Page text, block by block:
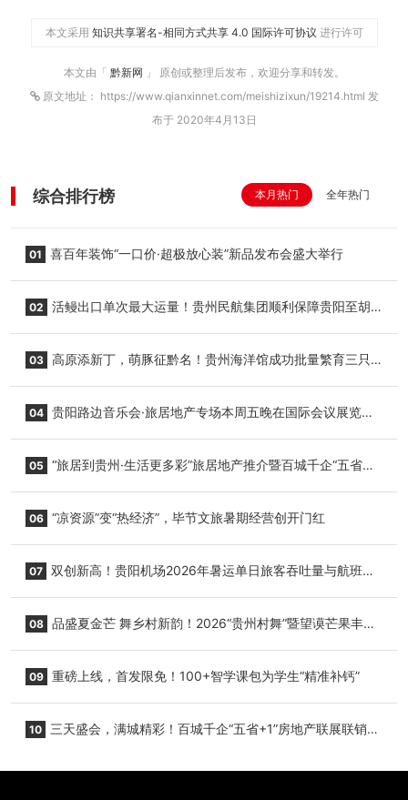
本文采用 知识共享署名-相同方式共享 4.0 国际许可协议 进行许可
本文由「 黔新网 」 原创或整理后发布，欢迎分享和转发。
原文地址： https://www.qianxinnet.com/meishizixun/19214.html 发
布于 2020年4月13日
综合排行榜 本月热门 全年热门
01 喜百年装饰“一口价·超极放心装”新品发布会盛大举行
02 活鳗出口单次最大运量！贵州民航集团顺利保障贵阳至胡
03 高原添新丁，萌豚征黔名！贵州海洋馆成功批量繁育三只
04 贵阳路边音乐会·旅居地产专场本周五晚在国际会议展览中
05 “旅居到贵州·生活更多彩”旅居地产推介暨百城千企“五省
06 “凉资源”变“热经济”，毕节文旅暑期经营创开门红
07 双创新高！贵阳机场2026年暑运单日旅客吞吐量与航班起
08 品盛夏金芒 舞乡村新韵！2026“贵州村舞”暨望谟芒果丰收
09 重磅上线，首发限免！100+智学课包为学生“精准补钙”
10 三天盛会，满城精彩！百城千企“五省+1”房地产联展联销活